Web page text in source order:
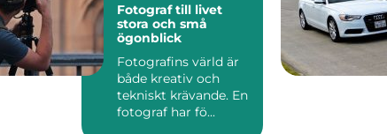
Fotograf till livet
stora och små
ögonblick
Fotografins värld är
både kreativ och
tekniskt krävande. En
fotograf har fö...